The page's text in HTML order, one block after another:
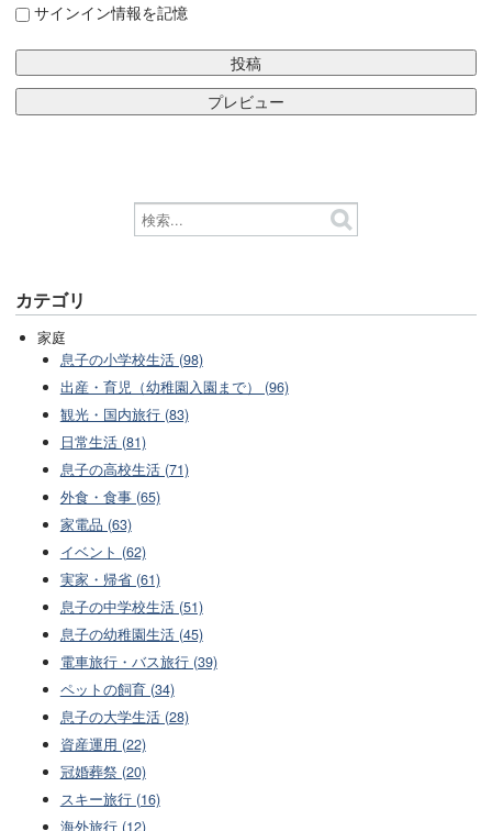
サインイン情報を記憶
カテゴリ
家庭
息子の小学校生活 (98)
出産・育児（幼稚園入園まで） (96)
観光・国内旅行 (83)
日常生活 (81)
息子の高校生活 (71)
外食・食事 (65)
家電品 (63)
イベント (62)
実家・帰省 (61)
息子の中学校生活 (51)
息子の幼稚園生活 (45)
電車旅行・バス旅行 (39)
ペットの飼育 (34)
息子の大学生活 (28)
資産運用 (22)
冠婚葬祭 (20)
スキー旅行 (16)
海外旅行 (12)